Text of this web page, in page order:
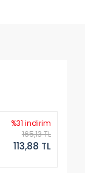
%31 indirim
165,13 TL
113,88 TL